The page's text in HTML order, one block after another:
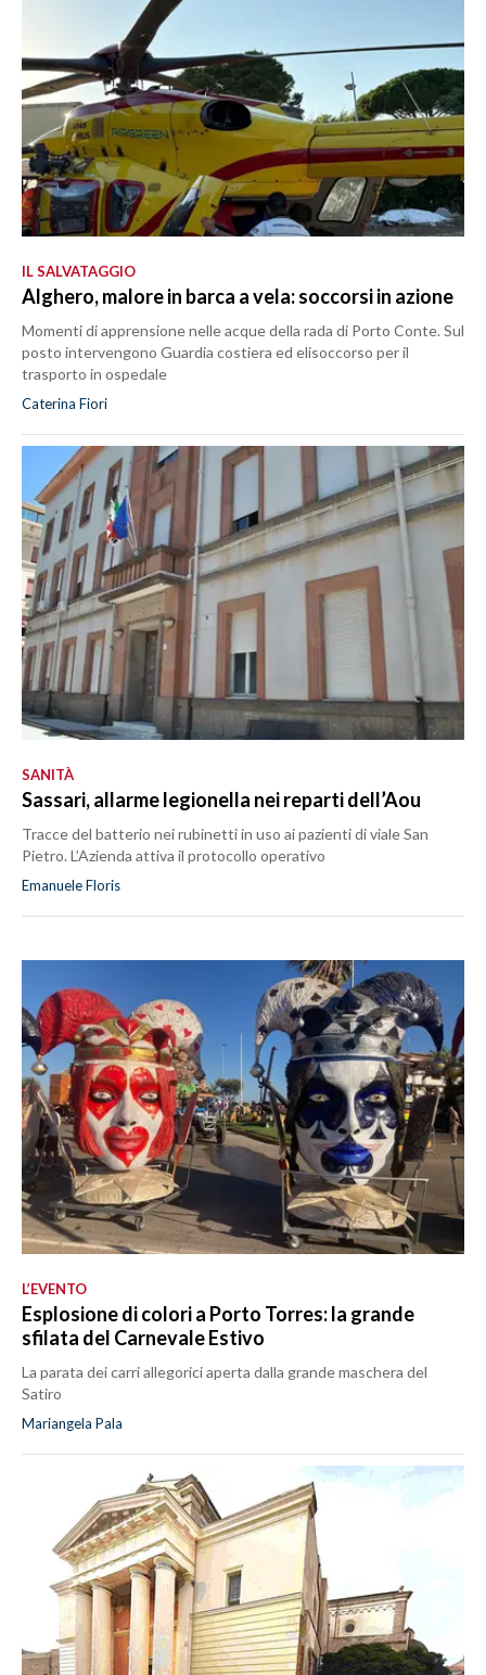
IL SALVATAGGIO
Alghero, malore in barca a vela: soccorsi in azione
Momenti di apprensione nelle acque della rada di Porto Conte. Sul
posto intervengono Guardia costiera ed elisoccorso per il
trasporto in ospedale
Caterina Fiori
SANITÀ
Sassari, allarme legionella nei reparti dell’Aou
Tracce del batterio nei rubinetti in uso ai pazienti di viale San
Pietro. L’Azienda attiva il protocollo operativo
Emanuele Floris
L’EVENTO
Esplosione di colori a Porto Torres: la grande
sfilata del Carnevale Estivo
La parata dei carri allegorici aperta dalla grande maschera del
Satiro
Mariangela Pala